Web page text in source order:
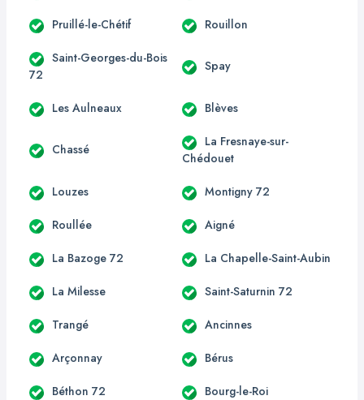
Pruillé-le-Chétif Rouillon
Saint-Georges-du-Bois
72
Spay
Les Aulneaux Blèves
Chassé
La Fresnaye-sur-
Chédouet
Louzes Montigny 72
Roullée Aigné
La Bazoge 72 La Chapelle-Saint-Aubin
La Milesse Saint-Saturnin 72
Trangé Ancinnes
Arçonnay Bérus
Béthon 72 Bourg-le-Roi